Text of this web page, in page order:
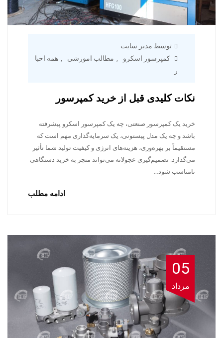
توسط مدیر سایت
کمپرسور اسکرو
, مطالب اموزشی , همه اخبا
ر
نکات کلیدی قبل از خرید کمپرسور
خرید یک کمپرسور صنعتی، چه یک کمپرسور اسکرو پیشرفته
باشد و چه یک مدل پیستونی، یک سرمایه‌گذاری مهم است که
مستقیماً بر بهره‌وری، هزینه‌های انرژی و کیفیت تولید شما تأثیر
می‌گذارد. تصمیم‌گیری عجولانه می‌تواند منجر به خرید دستگاهی
نامناسب شود…
ادامه مطلب
05
مرداد